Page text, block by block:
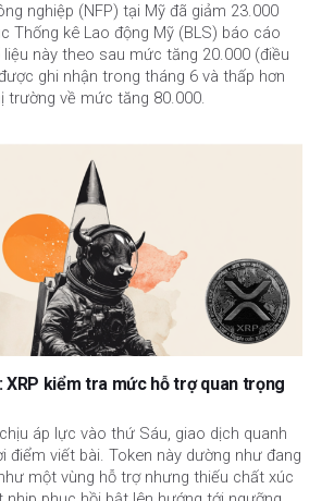
nghiệp (NFP) tại Mỹ đã giảm 23.000
Thống kê Lao động Mỹ (BLS) báo cáo
này theo sau mức tăng 20.000 (điều
ghi nhận trong tháng 6 và thấp hơn
trường về mức tăng 80.000.
XRP kiểm tra mức hỗ trợ quan trọng
áp lực vào thứ Sáu, giao dịch quanh
điểm viết bài. Token này dường như đang
một vùng hỗ trợ nhưng thiếu chất xúc